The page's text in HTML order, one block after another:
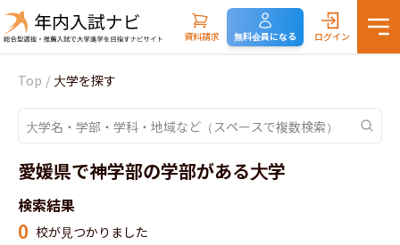
資料請求 無料会員になる ログイン
Top / 大学を探す
愛媛県で神学部の学部がある大学
検索結果
0 校が見つかりました